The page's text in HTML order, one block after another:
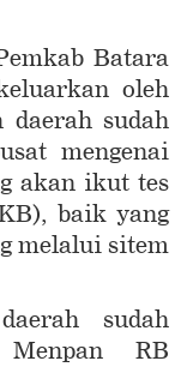
Batara
oleh
daerah sudah
mengenai
akan ikut tes
baik yang
melalui sitem
sudah
RB